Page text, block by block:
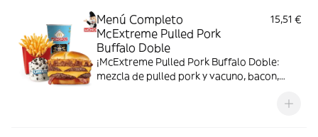
Menú Completo
McExtreme Pulled Pork
Buffalo Doble
15,51 €
¡McExtreme Pulled Pork Buffalo Doble:
mezcla de pulled pork y vacuno, bacon,